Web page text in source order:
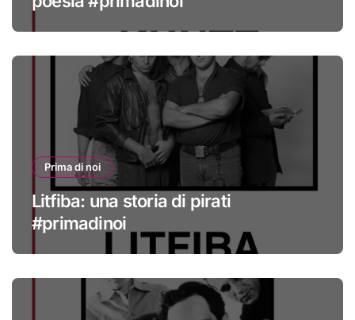
Prima di noi
Litfiba: una storia di pirati
#primadinoi